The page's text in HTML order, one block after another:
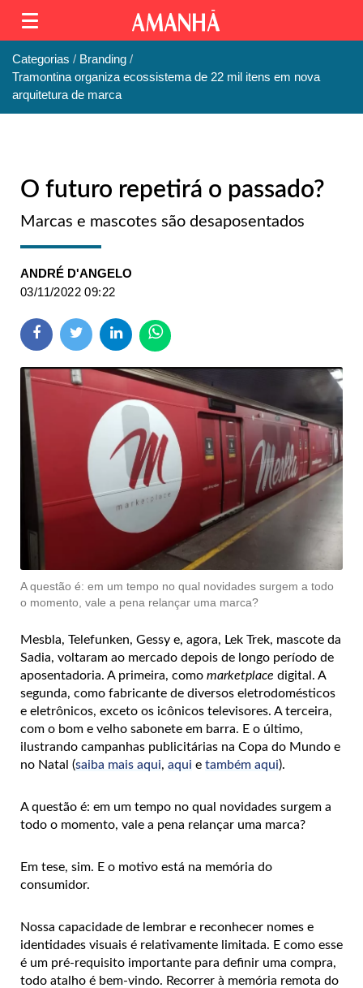
Categorias
Branding
Tramontina organiza ecossistema de 22 mil itens em nova
arquitetura de marca
O futuro repetirá o passado?
Marcas e mascotes são desaposentados
ANDRÉ D'ANGELO
03/11/2022 09:22
A questão é: em um tempo no qual novidades surgem a todo
o momento, vale a pena relançar uma marca?
Mesbla, Telefunken, Gessy e, agora, Lek Trek, mascote da
Sadia, voltaram ao mercado depois de longo período de
aposentadoria. A primeira, como marketplace digital. A
segunda, como fabricante de diversos eletrodomésticos
e eletrônicos, exceto os icônicos televisores. A terceira,
com o bom e velho sabonete em barra. E o último,
ilustrando campanhas publicitárias na Copa do Mundo e
no Natal (saiba mais aqui, aqui e também aqui).
A questão é: em um tempo no qual novidades surgem a
todo o momento, vale a pena relançar uma marca?
Em tese, sim. E o motivo está na memória do
consumidor.
Nossa capacidade de lembrar e reconhecer nomes e
identidades visuais é relativamente limitada. E como esse
é um pré-requisito importante para definir uma compra,
todo atalho é bem-vindo. Recorrer à memória remota do